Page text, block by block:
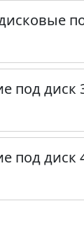
под
под диск